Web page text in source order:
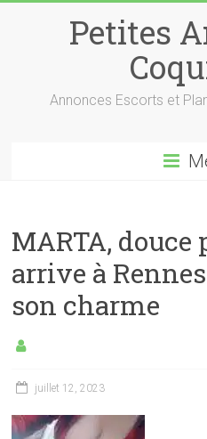
Petites
Annonces Escorts et
MARTA, douce
arrive à
son charme
juillet 12, 2023